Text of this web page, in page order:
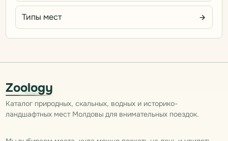
Типы мест
Zoology
Каталог природных, скальных, водных и историко-
ландшафтных мест Молдовы для внимательных поездок.